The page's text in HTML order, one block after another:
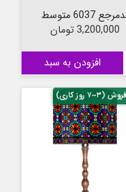
6037 متوسط
قیمت
3,200,000 تومان
افزودن به سبد
روز کاری)